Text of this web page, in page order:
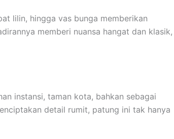
lilin, hingga vas bunga memberikan
memberi nuansa hangat dan klasik,
instansi, taman kota, bahkan sebagai
detail rumit, patung ini tak hanya